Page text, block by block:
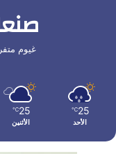
غيوم
25
℃
الأحد
25
℃
الأثنين